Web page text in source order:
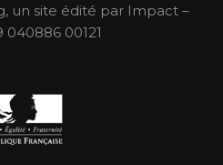
un site édité par Impact –
040886 00121